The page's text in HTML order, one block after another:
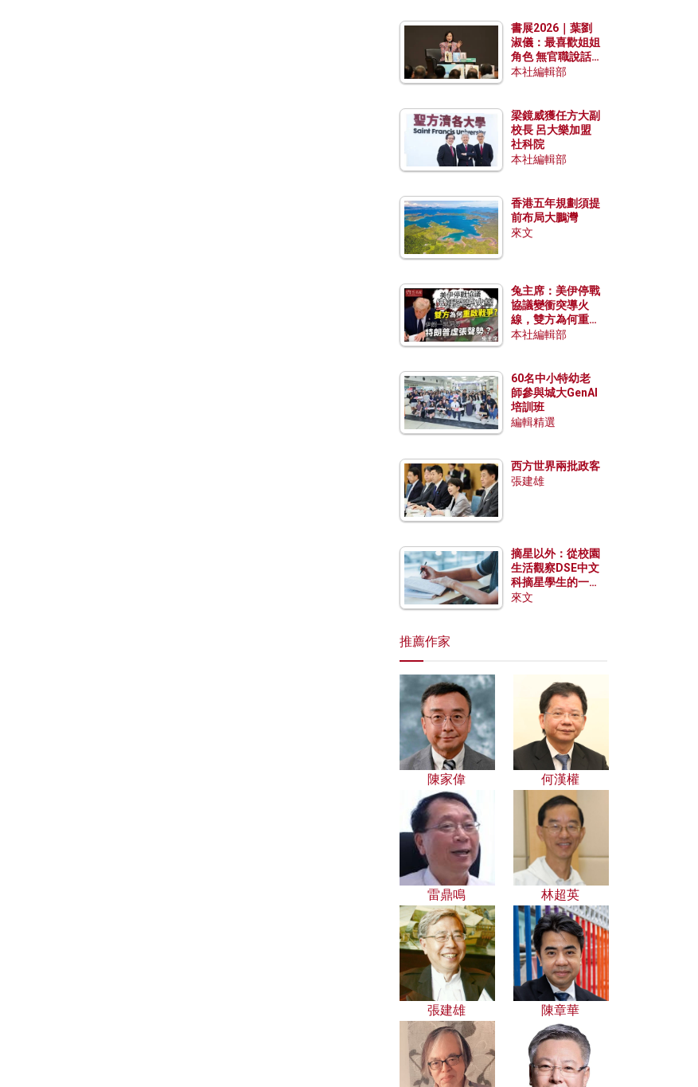
書展2026｜葉劉
淑儀：最喜歡姐姐
角色 無官職說話
包袱少
本社編輯部
梁鏡威獲任方大副
校長 呂大樂加盟
社科院
本社編輯部
香港五年規劃須提
前布局大鵬灣
來文
兔主席：美伊停戰
協議變衝突導火
線，雙方為何重啟
戰爭？伊朗一早洞
本社編輯部
60名中小特幼老
師參與城大GenAI
培訓班
編輯精選
西方世界兩批政客
張建雄
摘星以外：從校園
生活觀察DSE中文
科摘星學生的一點
特質
來文
推薦作家
陳家偉 何漢權
雷鼎鳴 林超英
張建雄 陳章華